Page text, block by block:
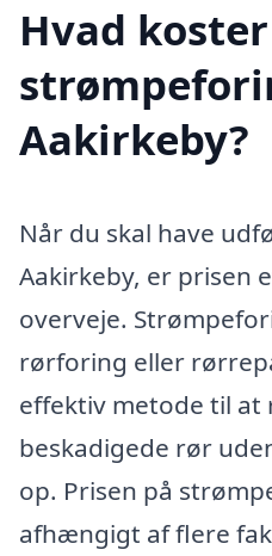
Hvad koster
Aakirkeby?
Når du skal have
Aakirkeby, er prisen
overveje.
rørforing eller
effektiv metode til at
beskadigede rør
op. Prisen på
afhængigt af flere